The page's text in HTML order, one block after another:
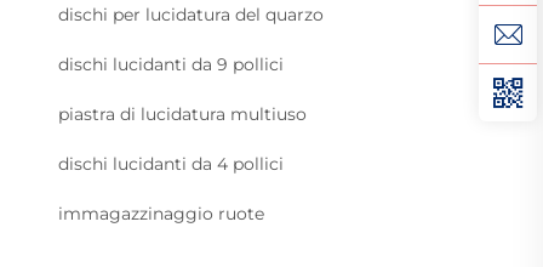
dischi per lucidatura del quarzo
dischi lucidanti da 9 pollici
piastra di lucidatura multiuso
dischi lucidanti da 4 pollici
immagazzinaggio ruote